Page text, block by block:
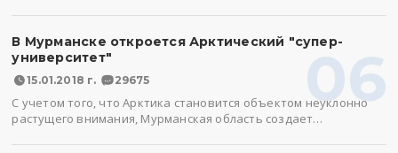
06
В Мурманске откроется Арктический "супер-
университет"
15.01.2018 г. 29675
С учетом того, что Арктика становится объектом неуклонно
растущего внимания, Мурманская область создает…